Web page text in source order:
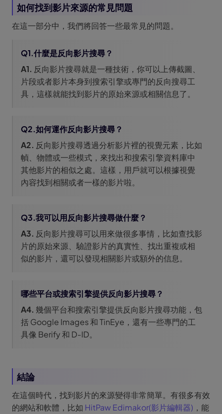
如何找到影片來源的常見問題
在這一部分中，我們將回答一些最常見的問題。
Q1.什麼是反向影片搜尋？
A1. 反向影片搜尋就是一種技術，你可以上傳截圖、
片段或者影片本身到搜索引擎或專門的反向搜尋工
具，這樣就能找到影片的原始來源或相關信息了。
Q2.如何運作反向影片搜尋？
A2. 反向影片搜尋透過分析影片裡的視覺元素，比如
幀、物體或一些模式，來找出和搜索引擎資料庫中
其他影片的相似之處。這樣，用戶就可以根據視覺
內容找到相關或者一樣的影片啦。
Q3.我可以用反向影片搜尋做什麼？
A3. 反向影片搜尋可以用來做很多事情，比如查找影
片的原始來源、驗證影片的真實性、找出重複或相
似的影片，還可以發現相關影片或額外的信息。
哪些平台或搜索引擎提供反向影片搜尋？
A4. 幾個平台和搜索引擎提供反向影片搜尋功能，包
括 Google Images 和 TinEye，還有一些專門的工
具像 Berify 和 D-ID。
結論
在這個時代，找到影片的來源變得非常簡單。有很多有效
的網站和軟體，比如 HitPaw Edimakor(影片編輯器) ，能